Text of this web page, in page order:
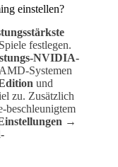
einstellen?
festlegen.
NVIDIA-
Systemen
und
zu. Zusätzlich
beschleunigtem
→